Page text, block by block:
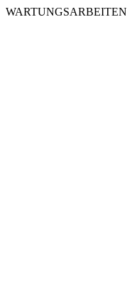
WARTUNGSARBEITEN